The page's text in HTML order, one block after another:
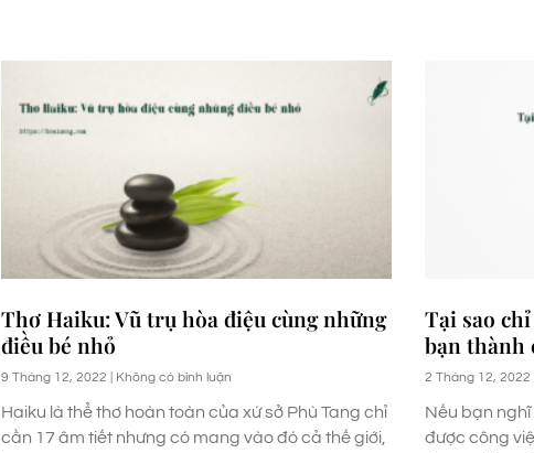
Thơ Haiku: Vũ trụ hòa điệu cùng những
điều bé nhỏ
9 Tháng 12, 2022 Không có bình luận
Haiku là thể thơ hoàn toàn của xứ sở Phù Tang chỉ
cần 17 âm tiết nhưng có mang vào đó cả thế giới,
Tại sao
bạn thành
2 Tháng 12, 2022
Nếu bạn
được công